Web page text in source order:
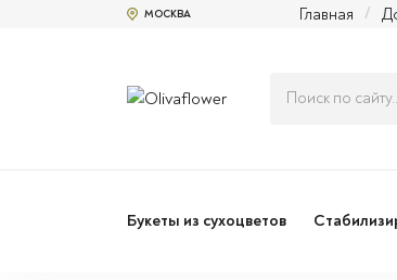
МОСКВА Главная /
Букеты из сухоцветов